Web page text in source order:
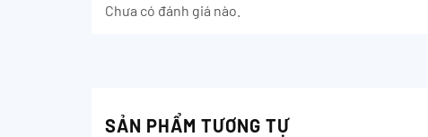
Chưa có đánh giá nào.
SẢN PHẨM TƯƠNG TỰ